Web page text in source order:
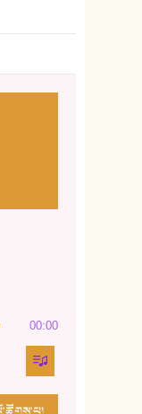
00:00